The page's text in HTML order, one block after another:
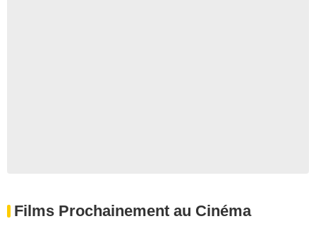
Films Prochainement au Cinéma